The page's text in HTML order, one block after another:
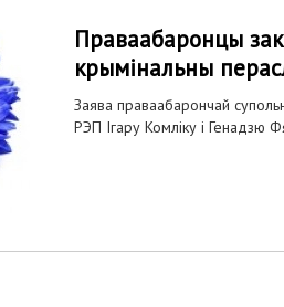
Праваабаронцы
крымінальны
Заява праваабарончай
РЭП Ігару Комліку і Генадзю